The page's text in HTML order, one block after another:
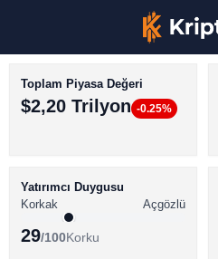
BİTCOİN HABERLERİ
ALTCOİN HABERLERİ
Toplam Piyasa Değeri
$2,20 Trilyon -0.25%
Yatırımcı Duygusu
Korkak
Açgözlü
29/100Korku